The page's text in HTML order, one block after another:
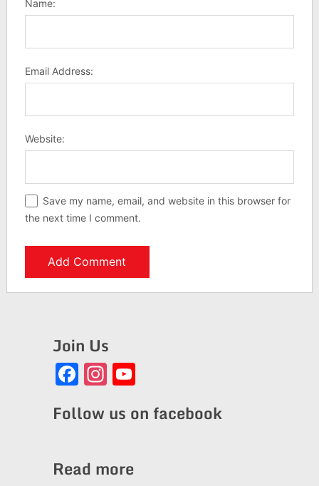
Name:
Email Address:
Website:
Save my name, email, and website in this browser for
the next time I comment.
Join Us
Facebook
Instagram
YouTube
Follow us on facebook
Read more